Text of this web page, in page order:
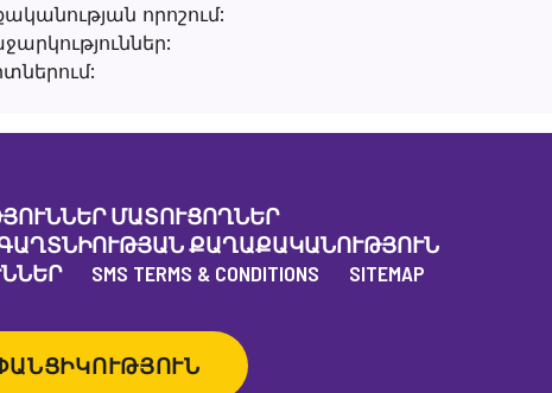
որոշում:
ՄԱՏՈՒՑՈՂՆԵՐ
ՔԱՂԱՔԱԿԱՆՈՒԹՅՈՒՆ
SMS TERMS & CONDITIONS SITEMAP